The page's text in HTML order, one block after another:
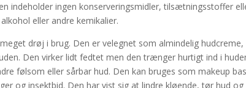
indeholder ingen konserveringsmidler, tilsætningsstoffer
eller andre kemikalier.
drøj i brug. Den er velegnet som almindelig
Den virker lidt fedtet men den trænger hurtigt ind i
følsom eller sårbar hud. Den kan bruges som makeup
og insektbid. Den har vist sig at lindre kløende, tør hud